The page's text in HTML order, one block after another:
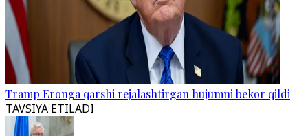
Tramp Eronga qarshi rejalashtirgan hujumni bekor qildi
TAVSIYA ETILADI